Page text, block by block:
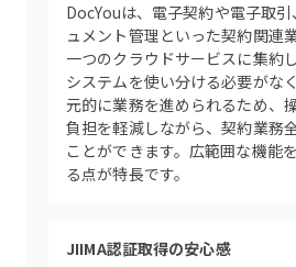
DocYouは、電子契約や電子取
ュメント管理といった契約関連
一つのクラウドサービスに集約
システムを使い分ける必要がな
元的に業務を進められるため、
負担を軽減しながら、契約業務
ことができます。広範囲な機能
る点が特長です。
JIIMA認証取得の安心感